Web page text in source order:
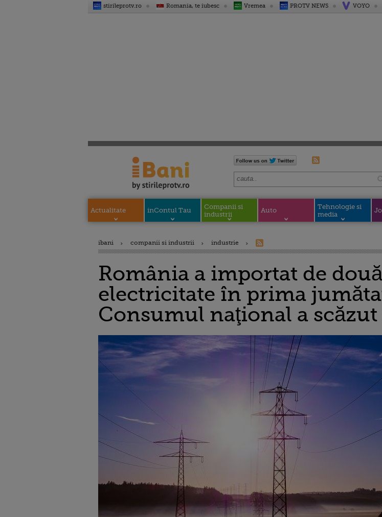
stirileprotv.ro Romania, te iubesc Vremea PROTV NEWS VOYO
Actualitate inContul Tau
Companii si
industrii
Auto
Tehnologie si
media
ibani companii si industrii industrie
România a importat de
electricitate în prima
Consumul naţional a